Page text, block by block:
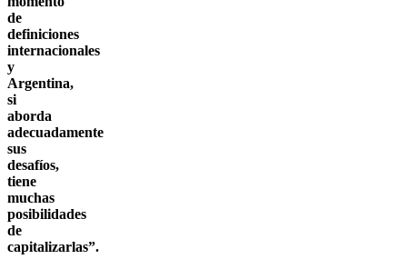
de
definiciones
internacionales
y
Argentina,
si
aborda
adecuadamente
sus
desafíos,
tiene
muchas
posibilidades
de
capitalizarlas”.